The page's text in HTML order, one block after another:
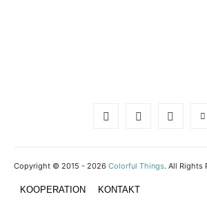
Copyright © 2015 - 2026 Colorful Things. All Rights
KOOPERATION KONTAKT